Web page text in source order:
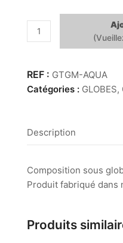
quantité
de
TGM
–
Aquarium
GTGM-AQUA
Catégories : GLOBES,
Description
Composition sous
Produit fabriqué dans
Produits